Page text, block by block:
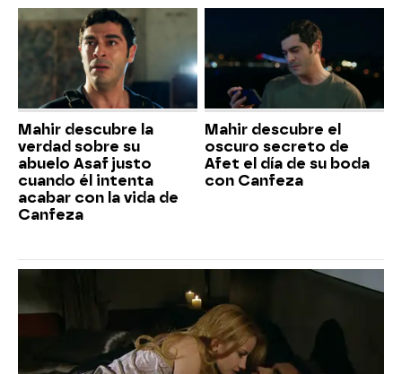
Mahir descubre la
verdad sobre su
abuelo Asaf justo
cuando él intenta
acabar con la vida de
Canfeza
Mahir descubre el
oscuro secreto de
Afet el día de su boda
con Canfeza